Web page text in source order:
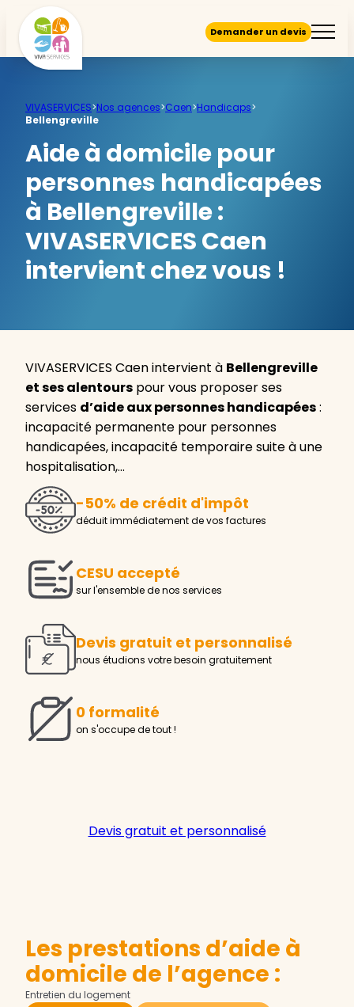
Demander un devis
VIVASERVICES>Nos agences>Caen>Handicaps>
Bellengreville
Aide à domicile pour
personnes handicapées
à Bellengreville :
VIVASERVICES Caen
intervient chez vous !
VIVASERVICES Caen intervient à Bellengreville
et ses alentours pour vous proposer ses
services d’aide aux personnes handicapées:
incapacité permanente pour personnes
handicapées, incapacité temporaire suite à une
hospitalisation,…
-50% de crédit d'impôt
déduit immédiatement de vos factures
CESU accepté
sur l'ensemble de nos services
Devis gratuit et personnalisé
nous étudions votre besoin gratuitement
0 formalité
on s'occupe de tout !
Devis gratuit et personnalisé
Les prestations d’aide à
domicile de l’agence :
Entretien du logement